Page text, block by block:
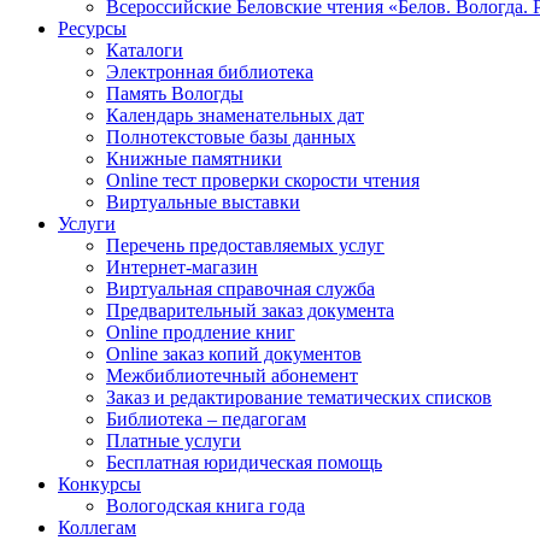
Всероссийские Беловские чтения «Белов. Вологда.
Ресурсы
Каталоги
Электронная библиотека
Память Вологды
Календарь знаменательных дат
Полнотекстовые базы данных
Книжные памятники
Online тест проверки скорости чтения
Виртуальные выставки
Услуги
Перечень предоставляемых услуг
Интернет-магазин
Виртуальная справочная служба
Предварительный заказ документа
Online продление книг
Online заказ копий документов
Межбиблиотечный абонемент
Заказ и редактирование тематических списков
Библиотека – педагогам
Платные услуги
Бесплатная юридическая помощь
Конкурсы
Вологодская книга года
Коллегам